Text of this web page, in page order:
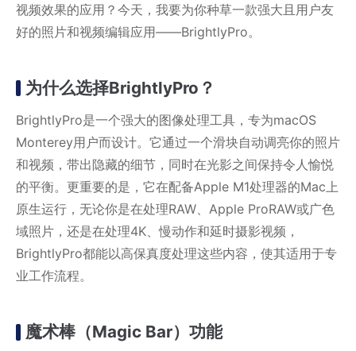
视频效果的应用？今天，我要为你种草一款强大且用户友
好的照片和视频编辑应用——BrightlyPro。
为什么选择BrightlyPro？
BrightlyPro是一个强大的图像处理工具，专为macOS
Monterey用户而设计。它通过一个滑块自动调亮你的照片
和视频，带出隐藏的细节，同时在光影之间保持令人愉悦
的平衡。更重要的是，它在配备Apple M1处理器的Mac上
原生运行，无论你是在处理RAW、Apple ProRAW或广色
域照片，还是在处理4K、慢动作和延时摄影视频，
BrightlyPro都能以高保真度处理这些内容，使其适用于专
业工作流程。
魔术棒（Magic Bar）功能